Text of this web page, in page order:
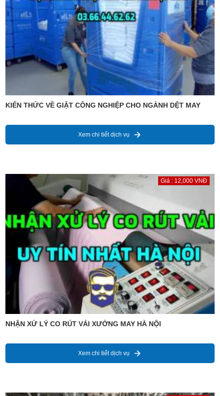
KIẾN THỨC VỀ GIẶT CÔNG NGHIỆP CHO NGÀNH DỆT MAY
Xem chi tiết dịch vụ
Giá : 12,000 VNĐ
NHẬN XỬ LÝ CO RÚT VẢI XƯỞNG MAY HÀ NỘI
Xem chi tiết dịch vụ